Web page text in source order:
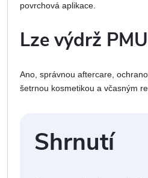
povrchová aplikace.
Lze výdrž
Ano, správnou aftercare,
šetrnou kosmetikou a včasným
Shrnutí